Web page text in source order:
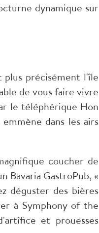
dynamique sur
plus précisément l'île
de vous faire vivre
le téléphérique Hon
dans les airs
coucher de
Bavaria GastroPub, «
déguster des bières
à Symphony of the
et prouesses